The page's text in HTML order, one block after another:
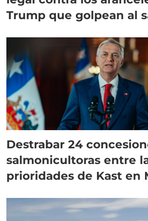
Trump que golpean al
Destrabar 24
salmonicultoras entre
prioridades de Kast en